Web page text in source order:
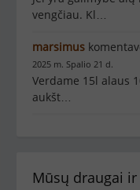
vengčiau. Kl…
marsimus
2025 m. Spalio 21 d.
Verdame 15l alaus
aukšt…
Mūsų draugai